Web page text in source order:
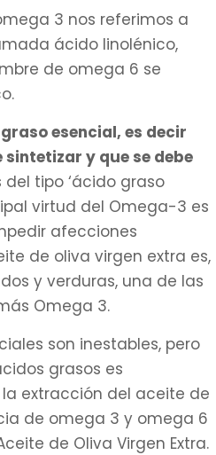
3 nos referimos a
ácido linolénico,
de omega 6 se
esencial, es decir
sintetizar y que se debe
del tipo ‘ácido graso
virtud del Omega-3 es
afecciones
de oliva virgen extra es,
y verduras, una de las
Omega 3.
son inestables, pero
grasos es
extracción del aceite de
de omega 3 y omega 6
de Oliva Virgen Extra.